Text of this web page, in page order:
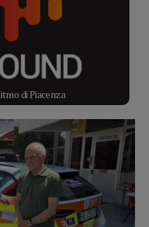
di Piacenza